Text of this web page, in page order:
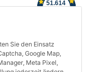
Sie den Einsatz
Google Map,
Meta Pixel,